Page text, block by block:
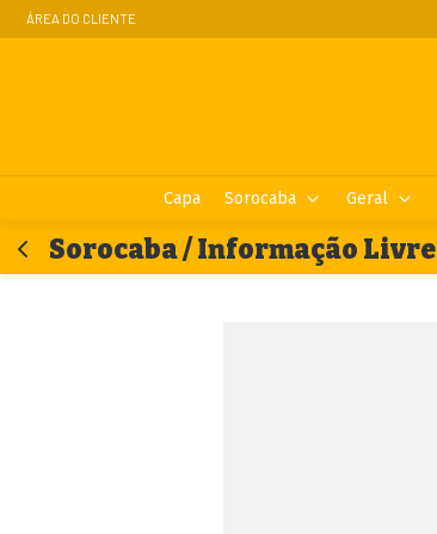
ÁREA DO CLIENTE
Capa Sorocaba Geral
Sorocaba / Informação Livre